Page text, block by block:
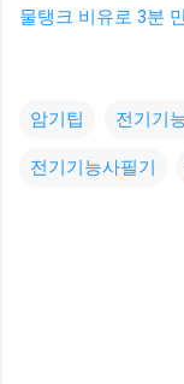
물탱크 비유로 3분
암기팁 전기기
전기기능사필기